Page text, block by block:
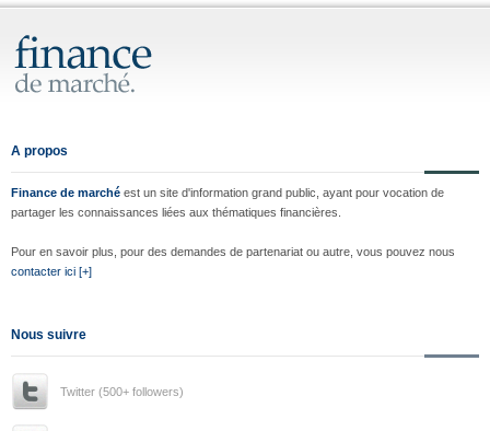
A propos
Finance de marché est un site d'information grand public, ayant pour vocation de
partager les connaissances liées aux thématiques financières.
Pour en savoir plus, pour des demandes de partenariat ou autre, vous pouvez nous
contacter ici [+]
Nous suivre
Twitter (500+ followers)